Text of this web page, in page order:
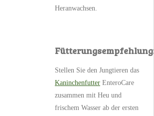
Heranwachsen.
Stellen Sie den Jungtieren das
Kaninchenfutter EnteroCare
zusammen mit Heu und
frischem Wasser ab der ersten